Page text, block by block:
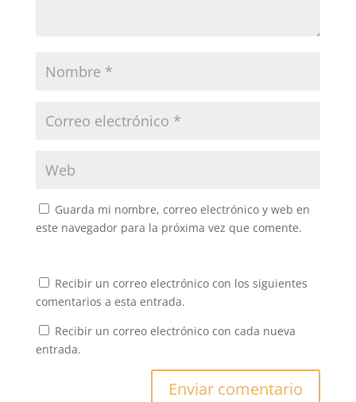
Guarda mi nombre, correo electrónico y web en
este navegador para la próxima vez que comente.
Recibir un correo electrónico con los siguientes
comentarios a esta entrada.
Recibir un correo electrónico con cada nueva
entrada.